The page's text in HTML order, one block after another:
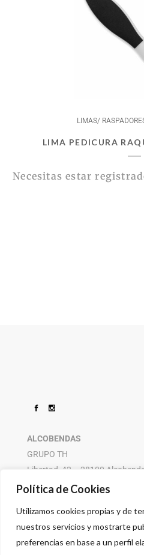
Política de Cookies
Utilizamos cookies propias y de
nuestros servicios y mostrarte
preferencias en base a un perfil
LIMAS/
LIMA PEDICURA
Necesitas estar
ALCOBENDAS
GRUPO TH
Libertad, 42 – 28100
916 614 580 – 608 505 532